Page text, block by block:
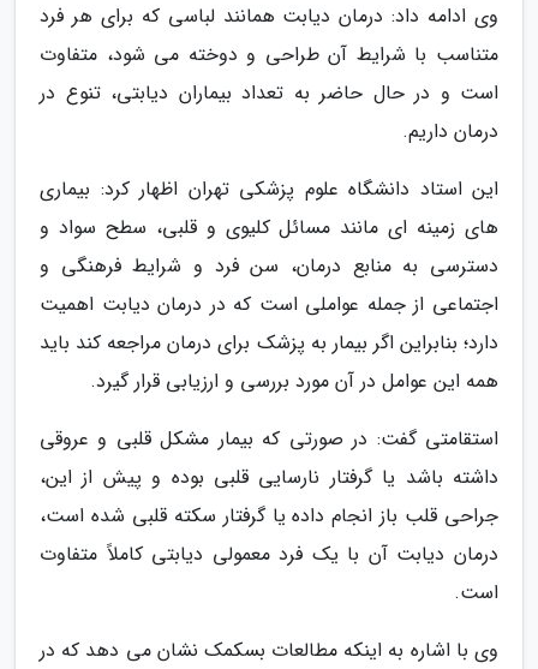
وی ادامه داد: درمان دیابت همانند لباسی که برای هر فرد
متناسب با شرایط آن طراحی و دوخته می شود، متفاوت
است و در حال حاضر به تعداد بیماران دیابتی، تنوع در
درمان داریم.
این استاد دانشگاه علوم پزشکی تهران اظهار کرد: بیماری
های زمینه ای مانند مسائل کلیوی و قلبی، سطح سواد و
دسترسی به منابع درمان، سن فرد و شرایط فرهنگی و
اجتماعی از جمله عواملی است که در درمان دیابت اهمیت
دارد؛ بنابراین اگر بیمار به پزشک برای درمان مراجعه کند باید
همه این عوامل در آن مورد بررسی و ارزیابی قرار گیرد.
استقامتی گفت: در صورتی که بیمار مشکل قلبی و عروقی
داشته باشد یا گرفتار نارسایی قلبی بوده و پیش از این،
جراحی قلب باز انجام داده یا گرفتار سکته قلبی شده است،
درمان دیابت آن با یک فرد معمولی دیابتی کاملاً متفاوت
است.
وی با اشاره به اینکه مطالعات بسکمک نشان می دهد که در